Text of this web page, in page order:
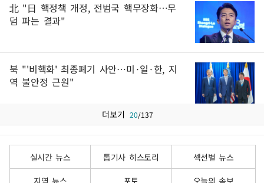
北 "日 핵정책 개정, 전범국 핵무장화…무
덤 파는 결과"
북 "'비핵화' 최종폐기 사안…미·일·한, 지
역 불안정 근원"
더보기 20/137
실시간 뉴스 톱기사 히스토리
섹션별 뉴스